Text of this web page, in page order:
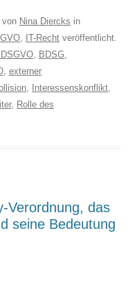
von Nina Diercks in
, IT-Recht veröffentlicht.
, BDSG,
, externer
, Interessenskonflikt,
, Rolle des
Verordnung, das
seine Bedeutung